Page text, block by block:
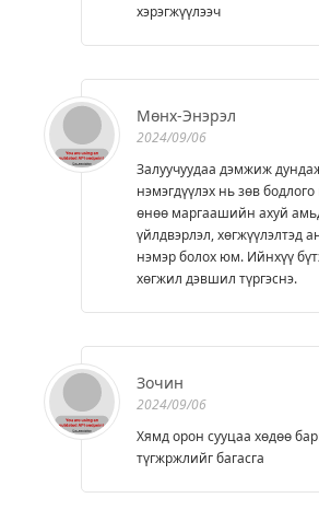
хэрэгжүүлээч
Мөнх-Энэрэл
2024/09/06
Залуучуудаа дэмжиж
нэмэгдүүлэх нь зөв
өнөө маргаашийн ахуй
үйлдвэрлэл, хөгжүүлэлтэд
нэмэр болох юм. Ийнхүү
хөгжил дэвшил түргэснэ.
Зочин
2024/09/06
Хямд орон сууцаа хөдөө
түгжржлийг багасга